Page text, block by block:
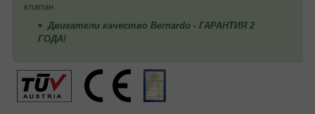
клапан.
Двигатели качество Bernardo - ГАРАНТИЯ 2
ГОДА!